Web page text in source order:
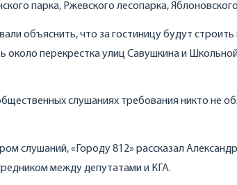
парка, Ржевского лесопарка,
объяснить, что за гостиницу будут
около перекрестка улиц Савушкина и
слушаниях требования никто не
слушаний, «Городу 812» рассказал
между депутатами и КГА.